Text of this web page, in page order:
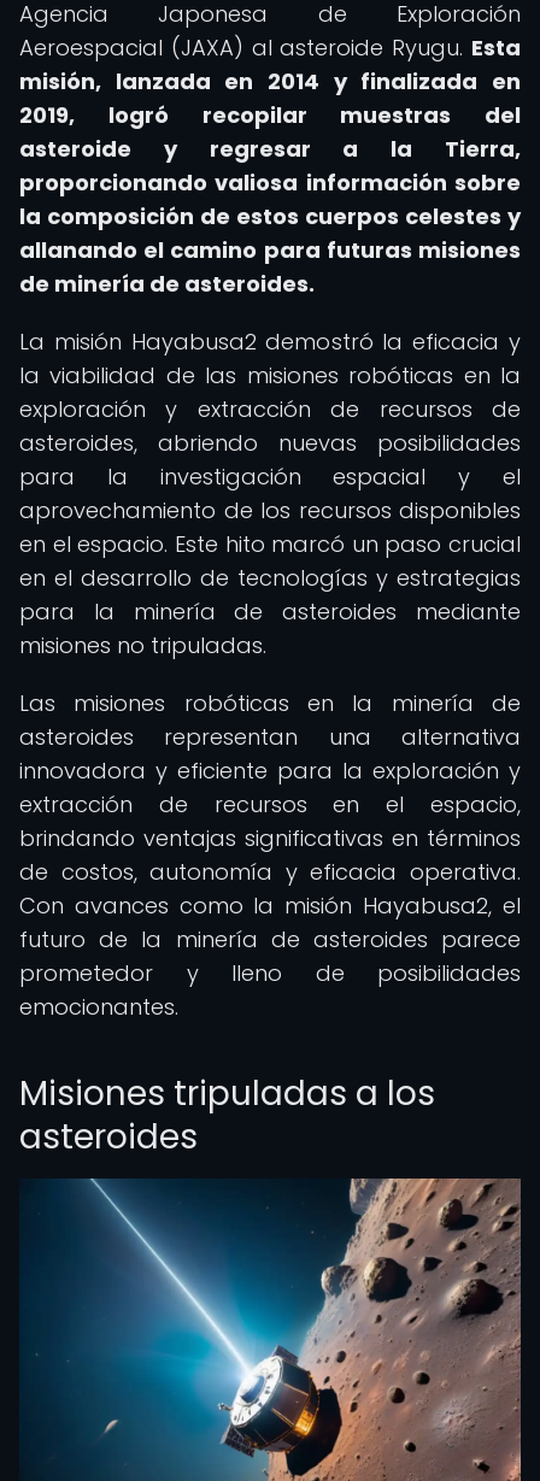
Agencia Japonesa de Exploración
Aeroespacial (JAXA) al asteroide Ryugu. Esta
misión, lanzada en 2014 y finalizada en
2019, logró recopilar muestras del
asteroide y regresar a la Tierra,
proporcionando valiosa información sobre
la composición de estos cuerpos celestes y
allanando el camino para futuras misiones
de minería de asteroides.
La misión Hayabusa2 demostró la eficacia y
la viabilidad de las misiones robóticas en la
exploración y extracción de recursos de
asteroides, abriendo nuevas posibilidades
para la investigación espacial y el
aprovechamiento de los recursos disponibles
en el espacio. Este hito marcó un paso crucial
en el desarrollo de tecnologías y estrategias
para la minería de asteroides mediante
misiones no tripuladas.
Las misiones robóticas en la minería de
asteroides representan una alternativa
innovadora y eficiente para la exploración y
extracción de recursos en el espacio,
brindando ventajas significativas en términos
de costos, autonomía y eficacia operativa.
Con avances como la misión Hayabusa2, el
futuro de la minería de asteroides parece
prometedor y lleno de posibilidades
emocionantes.
Misiones tripuladas a los
asteroides